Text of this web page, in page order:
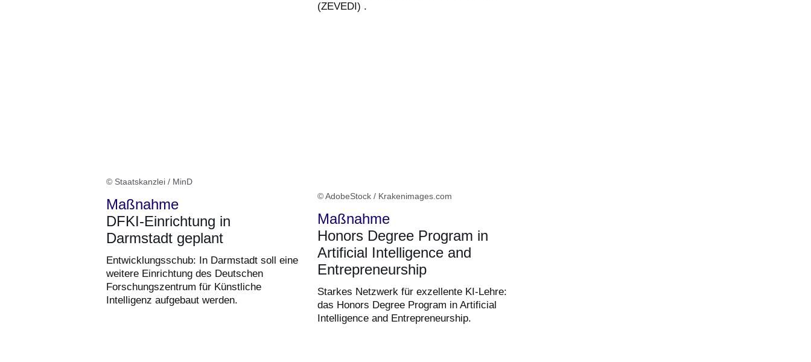
(ZEVEDI) .
© Staatskanzlei / MinD
Maßnahme
DFKI-Einrichtung in
Darmstadt geplant
Entwicklungsschub: In Darmstadt soll eine
weitere Einrichtung des Deutschen
Forschungszentrum für Künstliche
Intelligenz aufgebaut werden.
© AdobeStock / Krakenimages.com
Maßnahme
Honors Degree Program in
Artificial Intelligence and
Entrepreneurship
Starkes Netzwerk für exzellente KI-Lehre:
das Honors Degree Program in Artificial
Intelligence and Entrepreneurship.